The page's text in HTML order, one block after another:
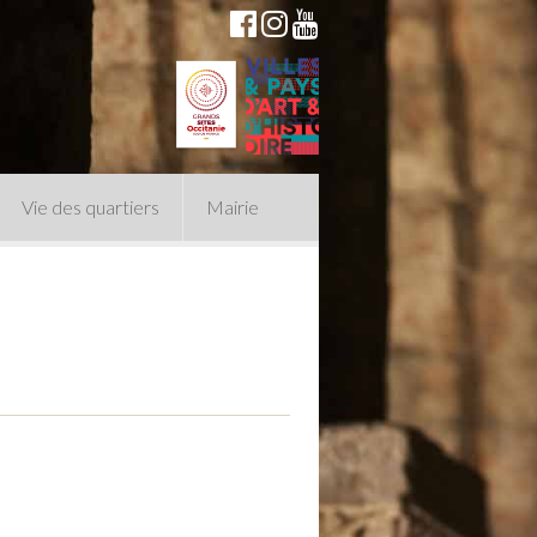
Vie des quartiers Mairie